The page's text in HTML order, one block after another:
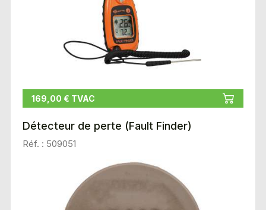
169,00 € TVAC
Détecteur de perte (Fault Finder)
Réf. : 509051